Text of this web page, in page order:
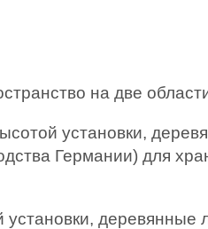
на две
установки,
Германии) для
деревянные